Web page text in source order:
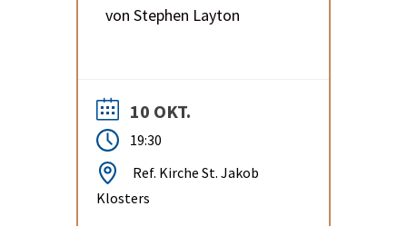
von Stephen Layton
10 OKT.
19:30
Ref. Kirche St. Jakob
Klosters